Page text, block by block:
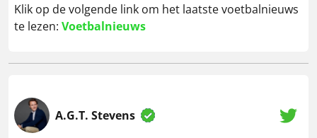
Klik op de volgende link om het laatste voetbalnieuws
te lezen: Voetbalnieuws
A.G.T. Stevens